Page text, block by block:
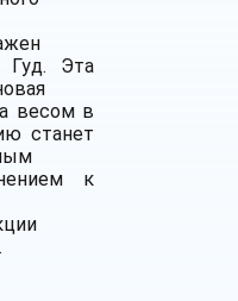
Гуд. Эта
весом в
станет
к